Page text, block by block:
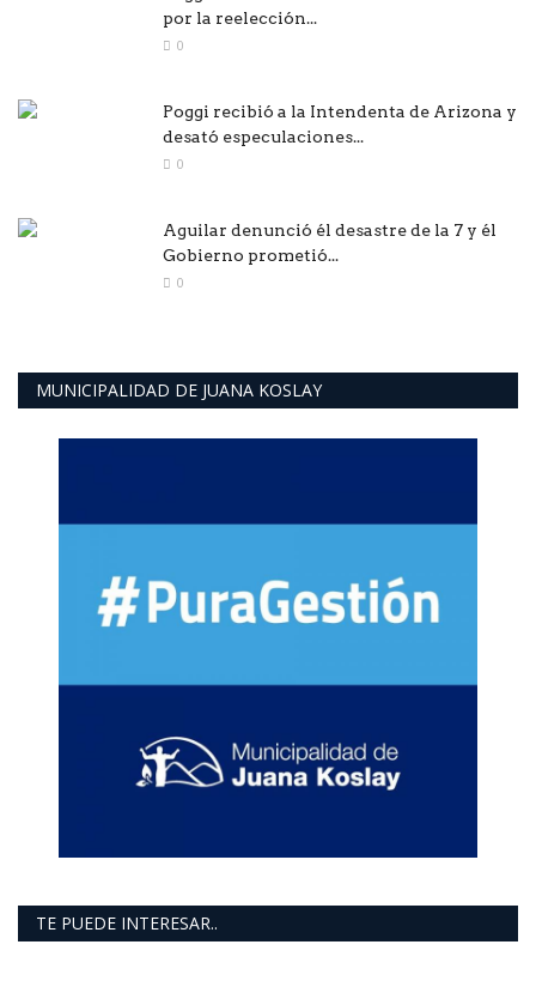
por la reelección...
0
Poggi recibió a la Intendenta de Arizona y
desató especulaciones...
0
Aguilar denunció él desastre de la 7 y él
Gobierno prometió...
0
MUNICIPALIDAD DE JUANA KOSLAY
TE PUEDE INTERESAR..